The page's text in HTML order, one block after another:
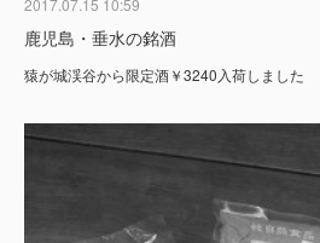
鹿児島・垂水の銘酒
猿が城渓谷から限定酒￥3240入荷しました